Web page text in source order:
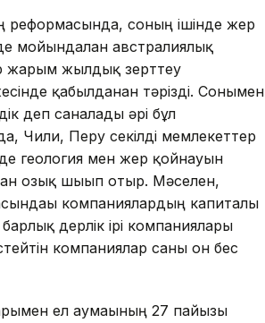
реформасында, соның ішінде жер
мойындалған австралиялық
жарым жылдық зерттеу
қабылданған тәрізді. Сонымен
деп саналады әрі бұл
Чили, Перу секілді мемлекеттер
геология мен жер қойнауын
озық шығып отыр. Мәселен,
компаниялардың капиталы
дерлік ірі компаниялары
компаниялар саны он бес
ел аумағының 27 пайызы